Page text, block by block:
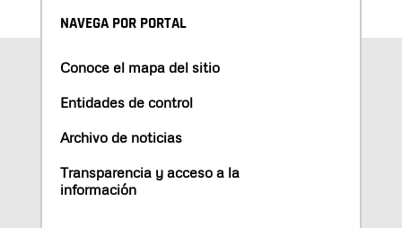
NAVEGA POR PORTAL
Conoce el mapa del sitio
Entidades de control
Archivo de noticias
Transparencia y acceso a la
información